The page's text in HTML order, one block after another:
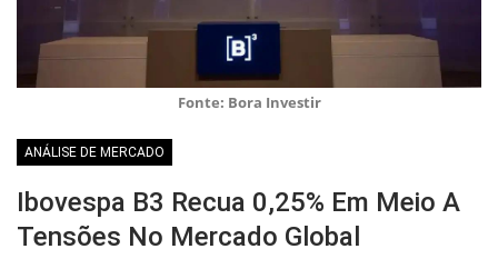
Fonte: Bora Investir
ANÁLISE DE MERCADO
Ibovespa B3 Recua 0,25% Em Meio A
Tensões No Mercado Global